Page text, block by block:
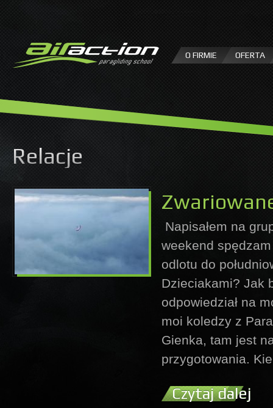
O FIRMIE OFERTA
Relacje
Napisałem na
weekend
odlotu do
Dzieciakami? Jak
odpowiedział na
moi koledzy z
Gienka, tam jest
przygotowania.
Czytaj dalej